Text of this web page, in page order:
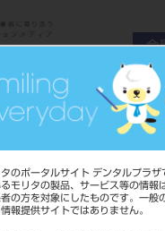
のポータルサイト デンタルプラザ
るモリタの製品、サービス等の情報
者の方を対象にしたものです。一般
報提供サイトではありません。
会
・お役立ち情報
デンタ
患者さんとのコ
いて考える
て
録